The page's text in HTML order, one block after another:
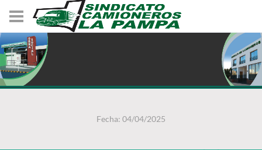
Fecha: 04/04/2025